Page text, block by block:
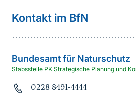
Kontakt im BfN
Bundesamt für Naturschutz
Stabsstelle PK Strategische Planung und
0228 8491-4444